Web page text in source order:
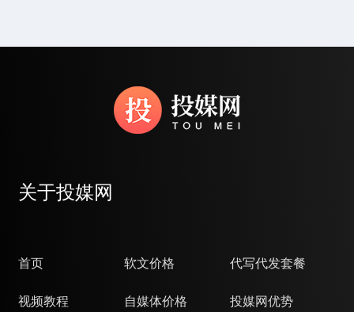
关于投媒网
首页 软文价格 代写代发套餐
视频教程 自媒体价格 投媒网优势